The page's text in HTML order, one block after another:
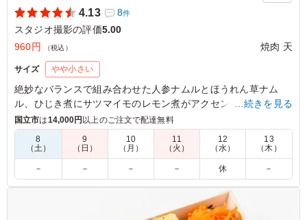
4.13 8件
スタジオ撮影の評価5.00
960円
（税込） 焼肉 天
サイズ やや小さい
絶妙なバランスで組み合わせた人参ナムルとほうれん草ナム
ル、ひじき煮にサツマイモのレモン煮がアクセント。しかし、
主役は迷うことなく鶏もものタレ焼き。ジューシーな鶏ももに
絡む甘辛のタレが、まさに絶品。ロケやイベントなど軽めのシ
ーンにちょうど良い一品。
5.0
ジューシーな鶏もも肉に、焼肉屋さんならではの濃厚な秘
伝タレがしっかり絡んで最高！炭火の香ばしさも感じられ
…続きを見る
国立市は14,000円 以上のご注文で配達無料
8
（土）
9
（日）
10
（月）
11
（火）
12
（水）
13
（木）
－ － － － 休 －